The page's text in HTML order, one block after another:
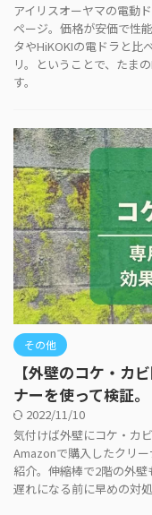
アイリスオーヤマの電動
ページ。価格が安価で性
タやHiKOKIの電ドラと比
リ。ということで、たま
す。
その他
【外壁のコケ・カ
ナーを使って検証。
2022/11/10
気付けば外壁にコケ・カ
Amazonで購入したクリ
紹介。伸縮棒で2階の外
遅れになる前に早めの対処